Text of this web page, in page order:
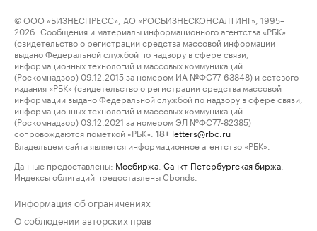
© ООО «БИЗНЕСПРЕСС», АО «РОСБИЗНЕСКОНСАЛТИНГ», 1995–
2026. Сообщения и материалы информационного агентства «РБК»
(свидетельство о регистрации средства массовой информации
выдано Федеральной службой по надзору в сфере связи,
информационных технологий и массовых коммуникаций
(Роскомнадзор) 09.12.2015 за номером ИА №ФС77-63848) и сетевого
издания «РБК» (свидетельство о регистрации средства массовой
информации выдано Федеральной службой по надзору в сфере связи,
информационных технологий и массовых коммуникаций
(Роскомнадзор) 03.12.2021 за номером ЭЛ №ФС77-82385)
сопровождаются пометкой «РБК».
18+ letters@rbc.ru
Владельцем сайта является информационное агентство «РБК».
Данные предоставлены: Мосбиржа Санкт-Петербургская биржа
Индексы облигаций предоставлены Cbonds.
Информация об ограничениях
О соблюдении авторских прав